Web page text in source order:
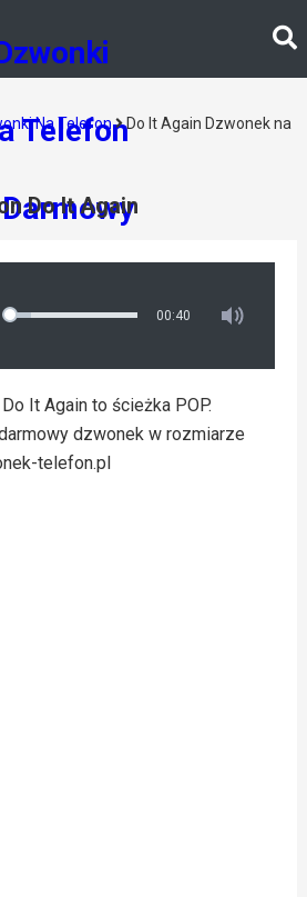
Na Telefon
Do It Again Dzwonek na
Do It Again
00:40
It Again to ścieżka POP.
dzwonek w rozmiarze
telefon.pl